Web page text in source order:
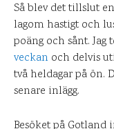
Så blev det tillslut
lagom hastigt och
poäng och sånt.
veckan och delvis
två heldagar på ön.
senare inlägg.